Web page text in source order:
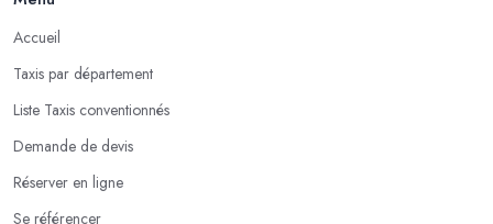
Accueil
Taxis par département
Liste Taxis conventionnés
Demande de devis
Réserver en ligne
Se référencer